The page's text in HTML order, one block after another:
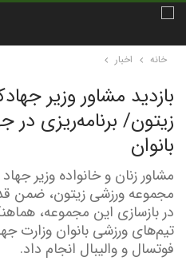
خانه اخبار
بازدید مشاور وزیر
زیتون/ برنامه‌ریزی
بانوان
مشاور زنان و خانواده وزیر
مجموعه ورزشی زیتون، ضمن
در بازسازی این مجموعه،
تیم‌های ورزشی بانوان وزارت
فوتسال و والیبال انجام داد.